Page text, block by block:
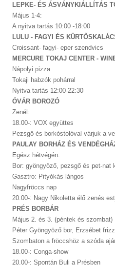
LEPKE- ÉS ÁSVÁNYKIÁLLÍTÁS
Május 1-4:
A nyitva tartás 10:00 -18:00
LULU - FAGYI ÉS
Croissant- fagyi- eper szendvics
MERCURE TOKAJ CENTER -
Nápolyi pizza
Tokaji habzók pohárral
Nyitva tartás 12:00-22:30
ÓVÁR BOROZÓ
Zenél:
18.00-: VOX együttes
Pezsgő és borkóstolóval várjuk a
PAULAY BORHÁZ ÉS
Egész hétvégén:
Bor: gyöngyöző, pezsgő és pet-nat
Gasztro: Pityókás lángos
Nagyfröccs nap
20.00-: Nagy Nikoletta élő zenés
PRÉS BORBÁR
Május 2. és 3. (péntek és szombat)
Péter Gyöngyöző bor, Erzsébet
Szombaton a fröccshöz a szóda
18.00-: Conga-show
20.00-: Spontán Buli a Présben